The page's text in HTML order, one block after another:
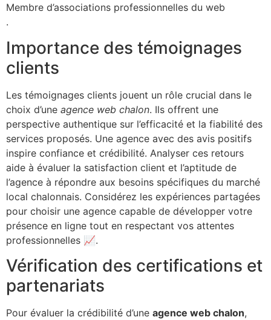
Membre d’associations professionnelles du web
.
Importance des témoignages
clients
Les témoignages clients jouent un rôle crucial dans le
choix d’une agence web chalon. Ils offrent une
perspective authentique sur l’efficacité et la fiabilité des
services proposés. Une agence avec des avis positifs
inspire confiance et crédibilité. Analyser ces retours
aide à évaluer la satisfaction client et l’aptitude de
l’agence à répondre aux besoins spécifiques du marché
local chalonnais. Considérez les expériences partagées
pour choisir une agence capable de développer votre
présence en ligne tout en respectant vos attentes
professionnelles 📈.
Vérification des certifications et
partenariats
Pour évaluer la crédibilité d’une agence web chalon,